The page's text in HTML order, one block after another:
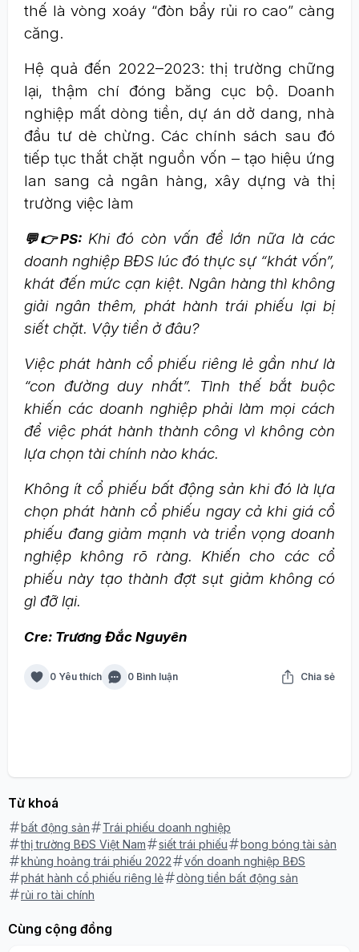
thế là vòng xoáy “đòn bẩy rủi ro cao” càng
căng.
Hệ quả đến 2022–2023: thị trường chững
lại, thậm chí đóng băng cục bộ. Doanh
nghiệp mất dòng tiền, dự án dở dang, nhà
đầu tư dè chừng. Các chính sách sau đó
tiếp tục thắt chặt nguồn vốn – tạo hiệu ứng
lan sang cả ngân hàng, xây dựng và thị
trường việc làm
💬👉PS:Khi đó còn vấn đề lớn nữa là các
doanh nghiệp BĐS lúc đó thực sự “khát vốn”,
khát đến mức cạn kiệt. Ngân hàng thì không
giải ngân thêm, phát hành trái phiếu lại bị
siết chặt. Vậy tiền ở đâu?
Việc phát hành cổ phiếu riêng lẻ gần như là
“con đường duy nhất”. Tình thế bắt buộc
khiến các doanh nghiệp phải làm mọi cách
để việc phát hành thành công vì không còn
lựa chọn tài chính nào khác.
Không ít cổ phiếu bất động sản khi đó là lựa
chọn phát hành cổ phiếu ngay cả khi giá cổ
phiếu đang giảm mạnh và triển vọng doanh
nghiệp không rõ ràng. Khiến cho các cổ
phiếu này tạo thành đợt sụt giảm không có
gì đỡ lại.
Cre: Trương Đắc Nguyên
0 Yêu thích 0 Bình luận Chia sẻ
Từ khoá
bất động sản
Trái phiếu doanh nghiệp
thị trường BĐS Việt Nam
siết trái phiếu
bong bóng tài sản
khủng hoảng trái phiếu 2022
vốn doanh nghiệp BĐS
phát hành cổ phiếu riêng lẻ
dòng tiền bất động sản
rủi ro tài chính
Cùng cộng đồng